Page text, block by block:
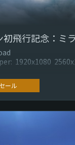
初飛行記念：ミ
1920x1080
セール